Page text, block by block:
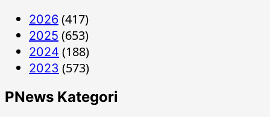
2026 (417)
2025 (653)
2024 (188)
2023 (573)
PNews Kategori